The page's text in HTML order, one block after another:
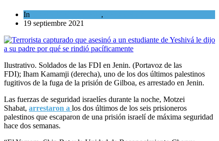
In ,
19 septiembre 2021
Ilustrativo. Soldados de las FDI en Jenin. (Portavoz de las
FDI); Iham Kamamji (derecha), uno de los dos últimos palestinos
fugitivos de la fuga de la prisión de Gilboa, es arrestado en Jenin.
Las fuerzas de seguridad israelíes durante la noche, Motzei
Shabat, arrestaron a los dos últimos de los seis prisioneros
palestinos que escaparon de una prisión israelí de máxima seguridad
hace dos semanas.